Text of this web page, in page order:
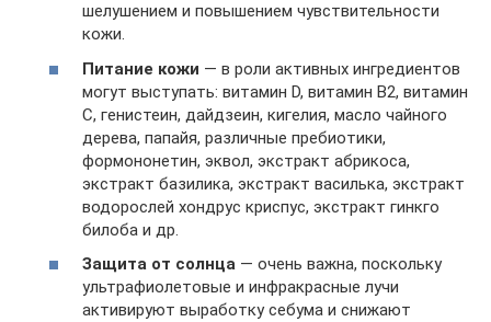
шелушением и повышением чувствительности
кожи.
Питание кожи — в роли активных ингредиентов
могут выступать: витамин D, витамин В2, витамин
С, генистеин, дайдзеин, кигелия, масло чайного
дерева, папайя, различные пребиотики,
формононетин, эквол, экстракт абрикоса,
экстракт базилика, экстракт василька, экстракт
водорослей хондрус криспус, экстракт гинкго
билоба и др.
Защита от солнца — очень важна, поскольку
ультрафиолетовые и инфракрасные лучи
активируют выработку себума и снижают